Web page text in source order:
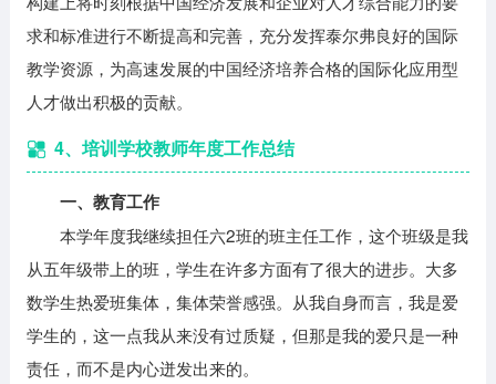
求和标准进行不断提高和完善，充分发挥泰尔弗良好的国际
教学资源，为高速发展的中国经济培养合格的国际化应用型
人才做出积极的贡献。
4、培训学校教师年度工作总结
一、教育工作
本学年度我继续担任六2班的班主任工作，这个班级是我
从五年级带上的班，学生在许多方面有了很大的进步。大多
数学生热爱班集体，集体荣誉感强。从我自身而言，我是爱
学生的，这一点我从来没有过质疑，但那是我的爱只是一种
责任，而不是内心迸发出来的。